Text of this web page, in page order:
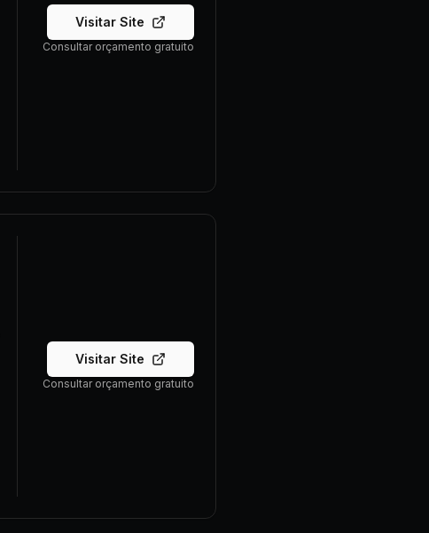
Visitar Site
Consultar orçamento gratuito
Visitar Site
Consultar orçamento gratuito